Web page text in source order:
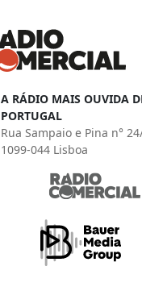
A RÁDIO MAIS OUVIDA
PORTUGAL
Rua Sampaio e Pina n°
1099-044 Lisboa